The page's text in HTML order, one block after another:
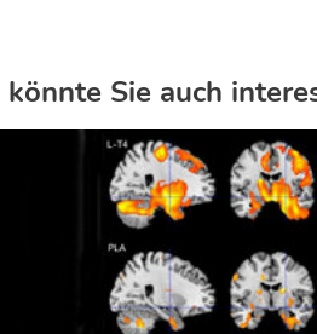
könnte Sie auch